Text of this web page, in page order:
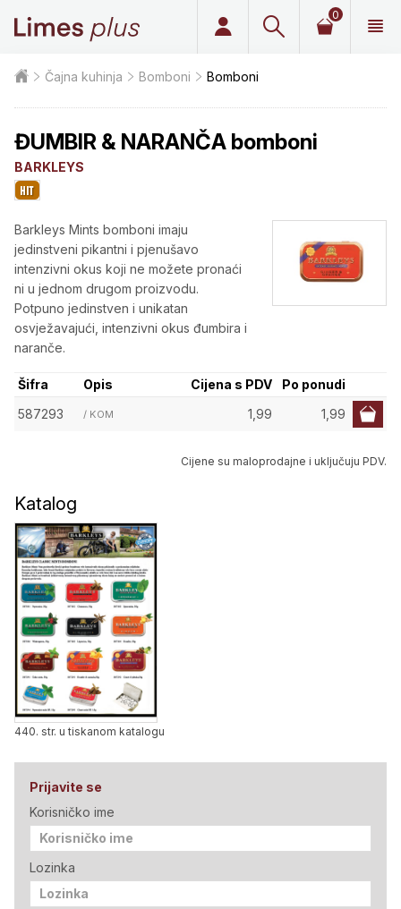
0
Čajna kuhinja Bomboni Bomboni
ĐUMBIR & NARANČA bomboni
BARKLEYS
Barkleys Mints bomboni imaju
jedinstveni pikantni i pjenušavo
intenzivni okus koji ne možete pronaći
ni u jednom drugom proizvodu.
Potpuno jedinstven i unikatan
osvježavajući, intenzivni okus đumbira i
naranče.
Šifra Opis Cijena s PDV
Po ponudi
587293
/ KOM 1,99 1,99
Cijene su maloprodajne i uključuju PDV.
Katalog
440. str. u tiskanom katalogu
Prijavite se
Korisničko ime
Lozinka